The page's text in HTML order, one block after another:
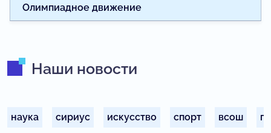
Олимпиадное движение
Наши новости
наука сириус искусство спорт всош